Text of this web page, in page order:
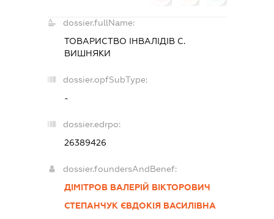
dossier.fullName:
ТОВАРИСТВО ІНВАЛІДІВ С.
ВИШНЯКИ
dossier.opfSubType:
-
dossier.edrpo:
26389426
dossier.foundersAndBenef:
ДІМІТРОВ ВАЛЕРІЙ ВІКТОРОВИЧ
СТЕПАНЧУК ЄВДОКІЯ ВАСИЛІВНА